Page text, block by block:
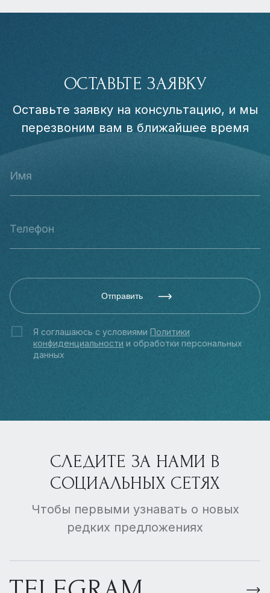
ОСТАВЬТЕ ЗАЯВКУ
Оставьте заявку на консультацию, и мы
перезвоним вам в ближайшее время
Отправить
Я соглашаюсь с условиями Политики
конфиденциальности и обработки персональных
данных
СЛЕДИТЕ ЗА НАМИ В
СОЦИАЛЬНЫХ СЕТЯХ
Чтобы первыми узнавать о новых
редких предложениях